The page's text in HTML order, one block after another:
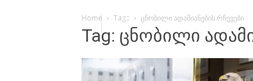
Home Tags ცნობილი ადამიანების რჩევები
Tag: ცნობილი